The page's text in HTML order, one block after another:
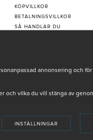
KÖPVILLKOR
BETALNINGSVILLKOR
SÅ HANDLAR DU
REKLAMATION
annonsering och
och vilka du vill stänga av
INSTÄLLNINGAR